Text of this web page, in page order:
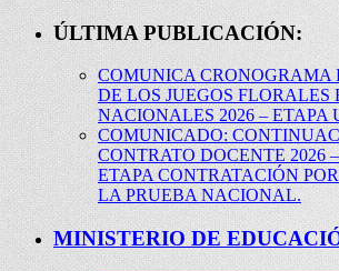
ÚLTIMA PUBLICACIÓN:
COMUNICA CRONOGRAMA
DE LOS JUEGOS FLORALES
NACIONALES 2026 – ETAPA
COMUNICADO:
CONTRATO DOCENTE 2026
ETAPA CONTRATACIÓN
LA PRUEBA NACIONAL.
MINISTERIO DE